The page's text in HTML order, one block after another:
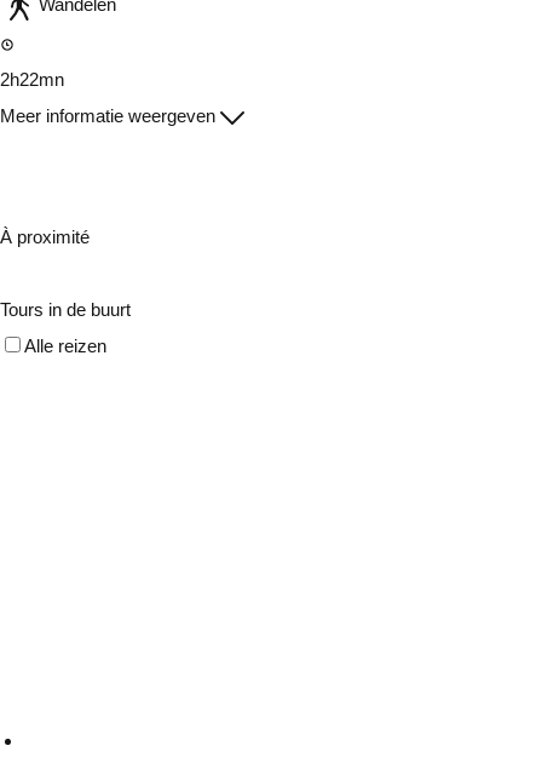
2h22mn
Meer informatie weergeven
À proximité
Tours in de buurt
Alle reizen